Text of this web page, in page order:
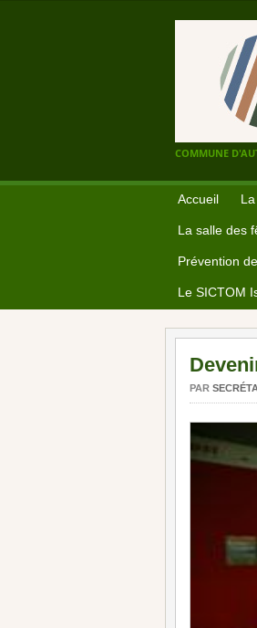
COMMUNE
Accueil
La salle des
Prévention
Le SICTOM
PAR